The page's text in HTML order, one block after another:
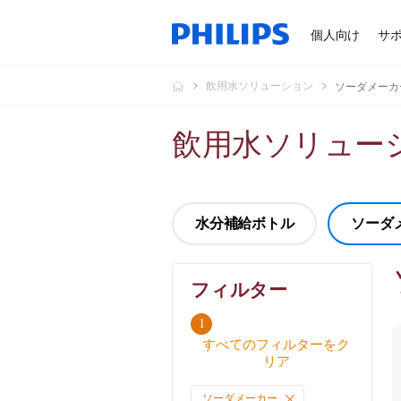
個人向け サ
飲用水ソリューション ソーダメー
飲用水ソリュー
水分補給ボトル ソーダ
フィルター
1
ィ
タ
すべてのフィルターをク
リア
ソーダメーカー